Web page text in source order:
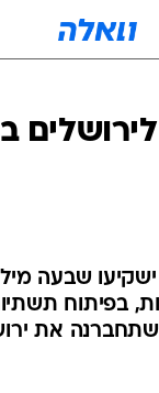
שבעה
בפיתוח
את